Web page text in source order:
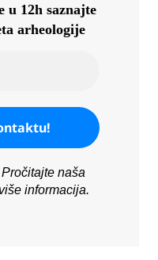
u 12h saznajte
arheologije
naša
informacija.